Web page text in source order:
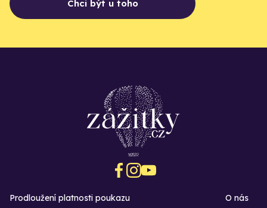
Chci být u toho
Prodloužení platnosti poukazu
O nás